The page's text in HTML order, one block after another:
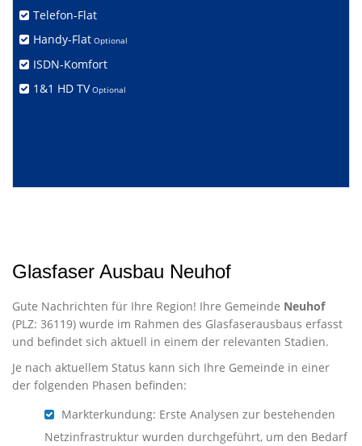
Telefon-Flat
Handy-Flat Optional
ISDN-Komfort
1&1 HD TV Optional
Glasfaser Ausbau Neuhof
Gute Nachrichten für Ihre Region! Ihre Gemeinde Neuhof
(PLZ: 36119) wurde im Rahmen des Glasfaserausbaus erfasst
und befindet sich aktuell in einem der relevanten Stadien.
Je nach aktuellem Status kann sich Ihre Gemeinde in einer
der folgenden Phasen befinden:
Markterkundung: Erste Analysen zur bestehenden
Netzinfrastruktur wurden durchgeführt, um den Bedarf